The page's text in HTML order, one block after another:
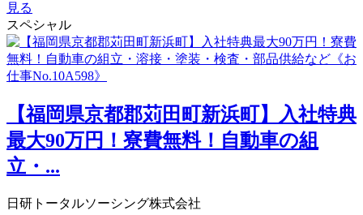
見る
スペシャル
【福岡県京都郡苅田町新浜町】入社特典
最大90万円！寮費無料！自動車の組
立・...
日研トータルソーシング株式会社